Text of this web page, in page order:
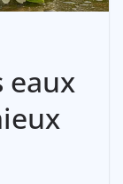
eaux